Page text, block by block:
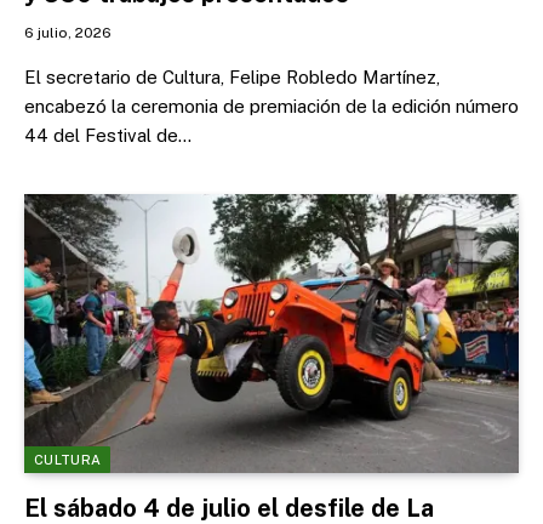
6 julio, 2026
El secretario de Cultura, Felipe Robledo Martínez,
encabezó la ceremonia de premiación de la edición número
44 del Festival de…
CULTURA
El sábado 4 de julio el desfile de La